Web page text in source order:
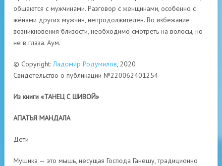
общаются с мужчинами. Разговор с женщинами, особенно с
жёнами других мужчин, непродолжителен. Во избежание
возникновения близости, необходимо смотреть на волосы, но
не в глаза. Аум.
© Copyright:Ладомир Родумилов, 2020
Свидетельство о публикации №220062401254
Из книги «ТАНЕЦ С ШИВОЙ»
АПАТЬЯ МАНДАЛА
Дети
Мушика — это мышь, несущая Господа Ганешу, традиционно